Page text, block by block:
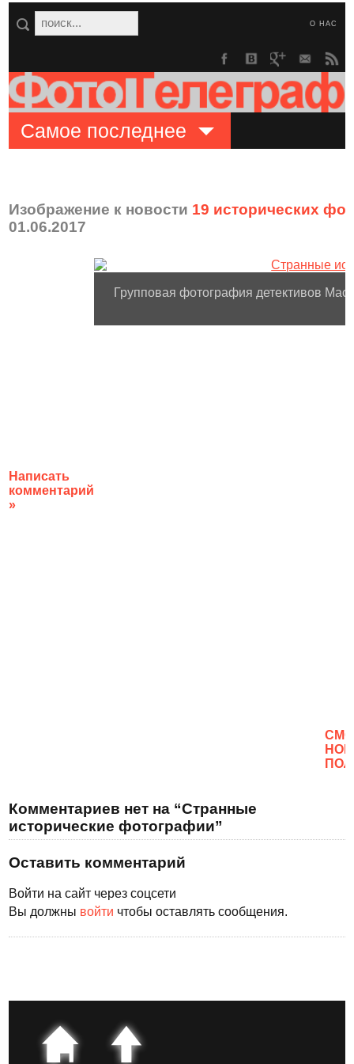
О НАС
Самое последнее
Изображение к новости 19 исторических
01.06.2017
Написать
комментарий
»
Групповая фотография детективов
Комментариев нет на “Странные
исторические фотографии”
Оставить комментарий
Войти на сайт через соцсети
Вы должны войти чтобы оставлять сообщения.